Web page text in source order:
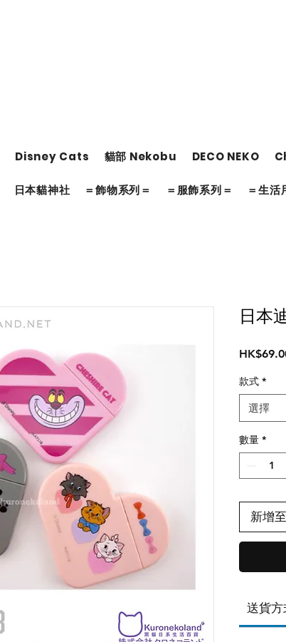
Disney Cats 貓部 Nekobu DECO NEKO
日本貓神社 ＝飾物系列＝ ＝服飾系列＝ ＝生活
日本
款式 *
選擇
數量 *
新增
送貨方